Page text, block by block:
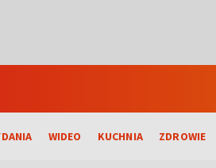
WIDEO KUCHNIA ZDROWIE